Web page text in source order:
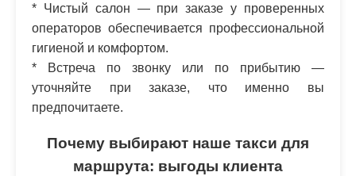
* Чистый салон — при заказе у проверенных
операторов обеспечивается профессиональной
гигиеной и комфортом.
* Встреча по звонку или по прибытию —
уточняйте при заказе, что именно вы
предпочитаете.
Почему выбирают наше такси для
маршрута: выгоды клиента